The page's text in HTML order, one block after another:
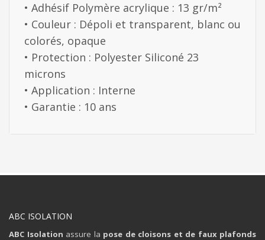
• Adhésif Polymère acrylique : 13 gr/m²
• Couleur : Dépoli et transparent, blanc ou
colorés, opaque
• Protection : Polyester Siliconé 23
microns
• Application : Interne
• Garantie : 10 ans
ABC ISOLATION
ABC Isolation assure la pose de cloisons et de faux plafonds